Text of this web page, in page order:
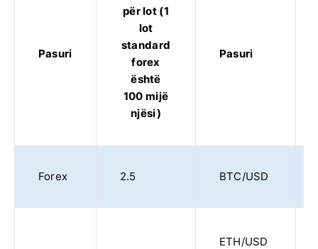
Pasuri
për lot (1
lot
standard
forex
është
100 mijë
njësi)
Pasuri
Forex 2.5 BTC/USD
ETH/USD